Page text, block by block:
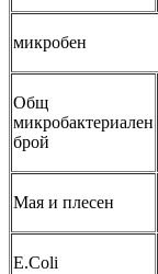
микробен
Общ
микробактериален
брой
Мая и плесен
E.Coli